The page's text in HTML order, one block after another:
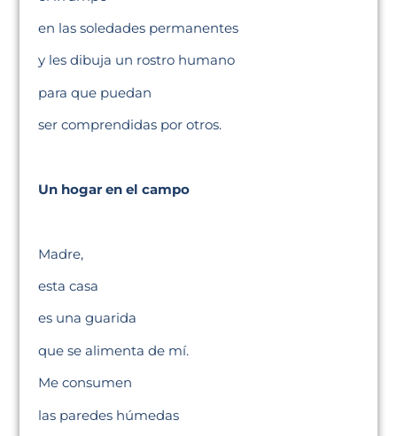
en las soledades permanentes
y les dibuja un rostro humano
para que puedan
ser comprendidas por otros.
Un hogar en el campo
Madre,
esta casa
es una guarida
que se alimenta de mí.
Me consumen
las paredes húmedas